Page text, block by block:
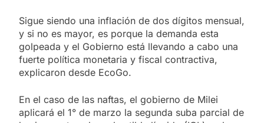
Sigue siendo una inflación de dos dígitos mensual,
y si no es mayor, es porque la demanda esta
golpeada y el Gobierno está llevando a cabo una
fuerte política monetaria y fiscal contractiva,
explicaron desde EcoGo.
En el caso de las naftas, el gobierno de Milei
aplicará el 1° de marzo la segunda suba parcial de